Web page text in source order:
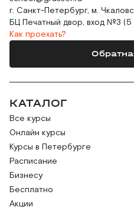
г. Санкт-Петербург, м.
БЦ Печатный двор, вход №3 (5
Как проехать?
КАТАЛОГ
Все курсы
Онлайн курсы
Курсы в Петербурге
Расписание
Бизнесу
Бесплатно
Акции